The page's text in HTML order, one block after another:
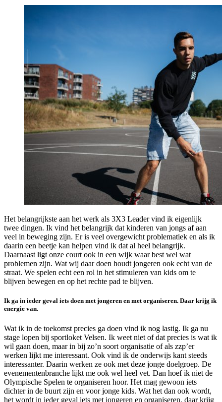
Het belangrijkste aan het werk als 3X3 Leader vind ik eigenlijk
twee dingen. Ik vind het belangrijk dat kinderen van jongs af aan
veel in beweging zijn. Er is veel overgewicht problematiek en als ik
daarin een beetje kan helpen vind ik dat al heel belangrijk.
Daarnaast ligt onze court ook in een wijk waar best wel wat
problemen zijn. Wat wij daar doen houdt jongeren ook echt van de
straat. We spelen echt een rol in het stimuleren van kids om te
blijven bewegen en op het rechte pad te blijven.
Ik ga in ieder geval iets doen met jongeren en met organiseren. Daar krijg ik
energie van.
Wat ik in de toekomst precies ga doen vind ik nog lastig. Ik ga nu
stage lopen bij sportloket Velsen. Ik weet niet of dat precies is wat ik
wil gaan doen, maar in bij zo’n soort organisatie of als zzp’er
werken lijkt me interessant. Ook vind ik de onderwijs kant steeds
interessanter. Daarin werken ze ook met deze jonge doelgroep. De
evenementenbranche lijkt me ook wel heel vet. Dan hoef ik niet de
Olympische Spelen te organiseren hoor. Het mag gewoon iets
dichter in de buurt zijn en voor jonge kids. Wat het dan ook wordt,
het wordt in ieder geval iets met jongeren en organiseren, daar krijg